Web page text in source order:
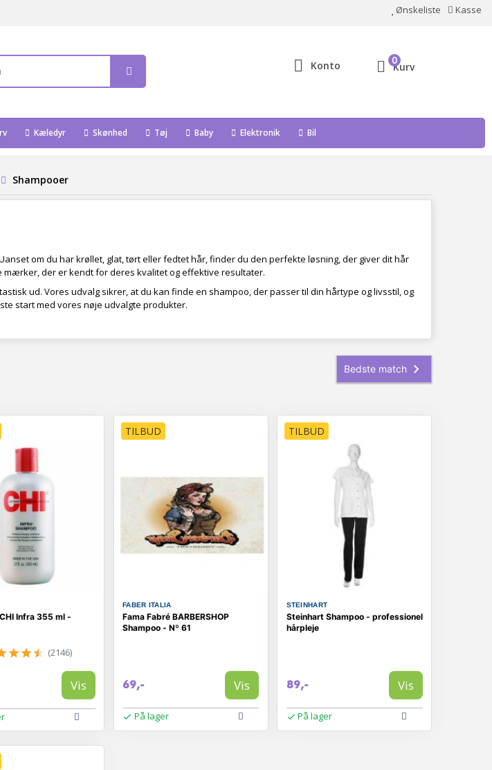
Ønskeliste Kasse
Konto Kurv
0
Kæledyr Skønhed Tøj Baby Elektronik Bil
Shampooer
om du har krøllet, glat, tørt eller fedtet hår, finder du den perfekte løsning, der giver dit hår
der er kendt for deres kvalitet og effektive resultater.
ud. Vores udvalg sikrer, at du kan finde en shampoo, der passer til din hårtype og livsstil, og
start med vores nøje udvalgte produkter.
Infra 355 ml -
(2146)
Vis
TILBUD
FABER ITALIA
Fama Fabré BARBERSHOP
Shampoo - Nº 61
69,- Vis
På lager
TILBUD
STEINHART
Steinhart Shampoo - professionel
hårpleje
89,- Vis
På lager